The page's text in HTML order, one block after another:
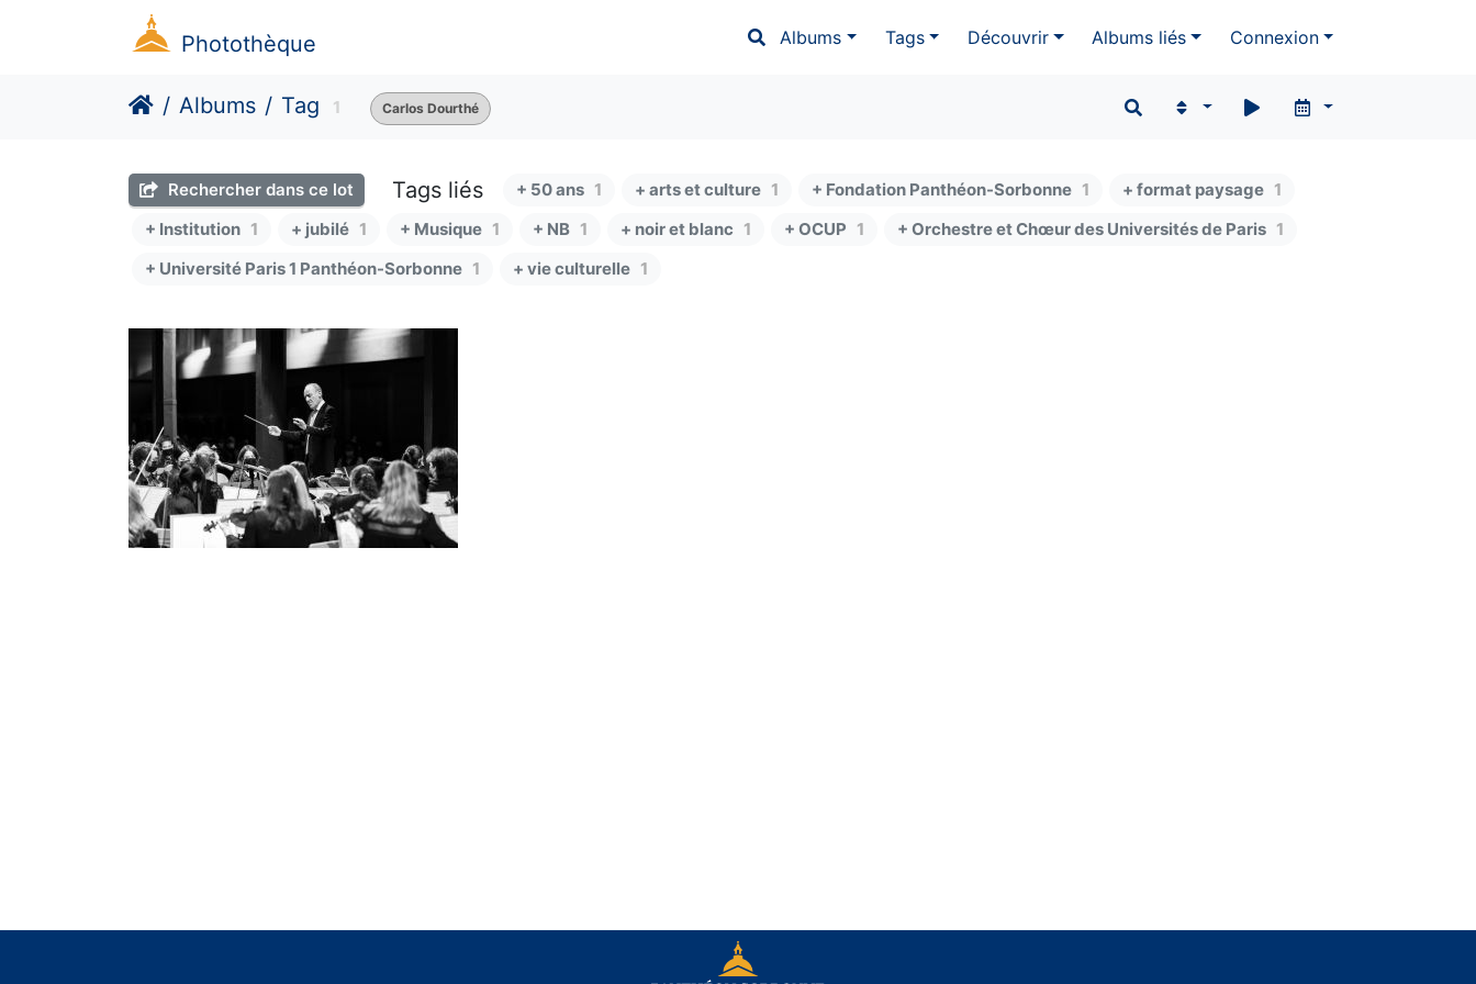
Photothèque Albums Tags Découvrir Albums liés Connexion
Albums Tag 1 Carlos Dourthé
Rechercher dans ce lot Tags liés + 50 ans 1 + arts et culture 1 + Fondation Panthéon-Sorbonne 1 + format paysage 1
+ Institution 1 + jubilé 1 + Musique 1 + NB 1 + noir et blanc 1 + OCUP 1 + Orchestre et Chœur des Universités de Paris 1
+ Université Paris 1 Panthéon-Sorbonne 1 + vie culturelle 1